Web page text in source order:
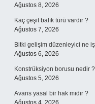
Ağustos 8, 2026
Kaç çeşit balık türü vardır ?
Ağustos 7, 2026
Bitki gelişim düzenleyici ne
Ağustos 6, 2026
Konstrüksiyon borusu nedir ?
Ağustos 5, 2026
Avans yasal bir hak mıdır ?
Ağustos 4, 2026